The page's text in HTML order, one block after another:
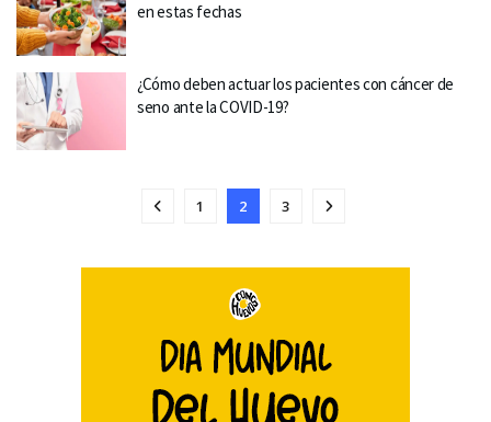
en estas fechas
¿Cómo deben actuar los pacientes con cáncer de
seno ante la COVID-19?
1 2 3